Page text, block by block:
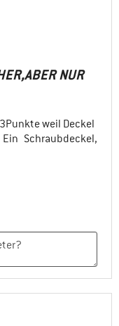
NUR
weil Deckel
Schraubdeckel,